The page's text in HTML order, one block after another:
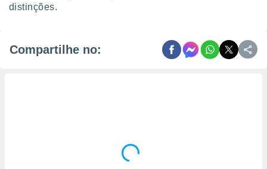
distinções.
Compartilhe no: